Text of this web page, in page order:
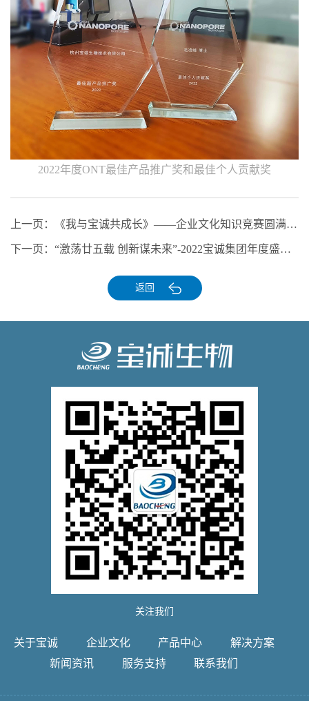
2022年度ONT最佳产品推广奖和最佳个人贡献奖
上一页： 《我与宝诚共成长》——企业文化知识竞赛圆满落幕！
下一页： “激荡廿五载 创新谋未来”-2022宝诚集团年度盛典隆重举行
返回
关注我们
关于宝诚 企业文化 产品中心
解决方案
新闻资讯
服务支持 联系我们